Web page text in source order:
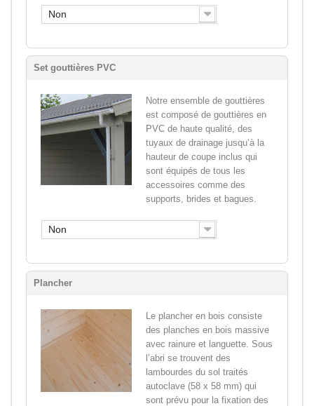
Non
Set gouttières PVC
Notre ensemble de gouttières
est composé de gouttières en
PVC de haute qualité, des
tuyaux de drainage jusqu’à la
hauteur de coupe inclus qui
sont équipés de tous les
accessoires comme des
supports, brides et bagues.
Non
Plancher
Le plancher en bois consiste
des planches en bois massive
avec rainure et languette. Sous
l’abri se trouvent des
lambourdes du sol traités
autoclave (58 x 58 mm) qui
sont prévu pour la fixation des